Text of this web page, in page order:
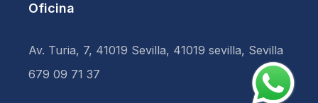
Oficina
Av. Turia, 7, 41019 Sevilla, 41019 sevilla, Sevilla
679 09 71 37